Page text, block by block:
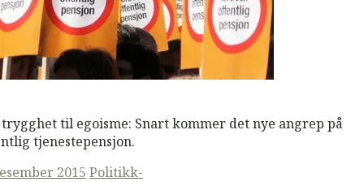
til egoisme: Snart kommer det nye angrep på
tjenestepensjon.
2015 Politikk-